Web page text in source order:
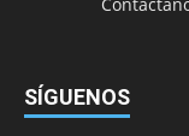
SÍGUENOS